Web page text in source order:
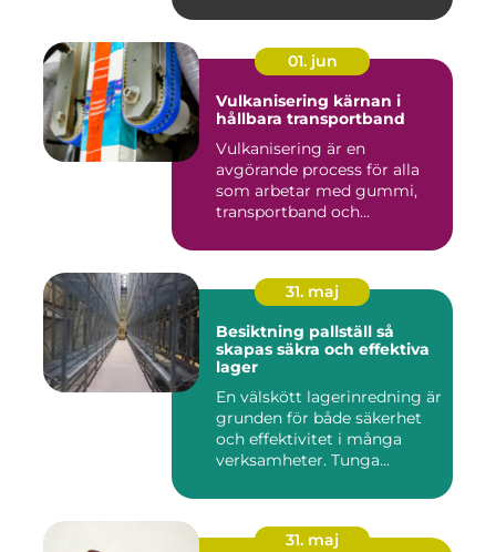
01. jun
Vulkanisering kärnan i
hållbara transportband
Vulkanisering är en
avgörande process för alla
som arbetar med gummi,
transportband och
31. maj
Besiktning pallställ så
skapas säkra och effektiva
lager
En välskött lagerinredning är
grunden för både säkerhet
och effektivitet i många
verksamheter. Tunga...
31. maj